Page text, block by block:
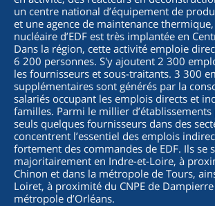
un centre national d’équipement de
et une agence de maintenance thermique,
nucléaire d’EDF est très implantée en
Dans la région, cette activité emploie
6 200 personnes. S'y ajoutent 2 300
les fournisseurs et sous-traitants. 3 300
supplémentaires sont générés par la
salariés occupant les emplois directs et
familles. Parmi le millier d’établissements
seuls quelques fournisseurs dans des
concentrent l’essentiel des emplois
fortement des commandes de EDF. Ils se
majoritairement en Indre-et-Loire, à
Chinon et dans la métropole de Tours,
Loiret, à proximité du CNPE de
métropole d’Orléans.